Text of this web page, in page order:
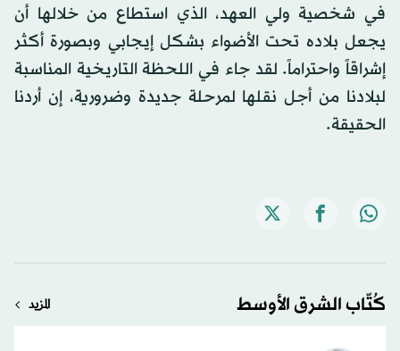
في شخصية ولي العهد، الذي استطاع من خلالها أن
يجعل بلاده تحت الأضواء بشكل إيجابي وبصورة أكثر
إشراقاً واحتراماً. لقد جاء في اللحظة التاريخية المناسبة
لبلادنا من أجل نقلها لمرحلة جديدة وضرورية، إن أردنا
الحقيقة.
كُتّاب الشرق الأوسط المزيد